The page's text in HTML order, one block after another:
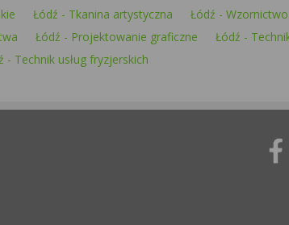
Łódź - Tkanina artystyczna
Łódź -
Łódź - Projektowanie graficzne
Łódź -
- Technik usług fryzjerskich